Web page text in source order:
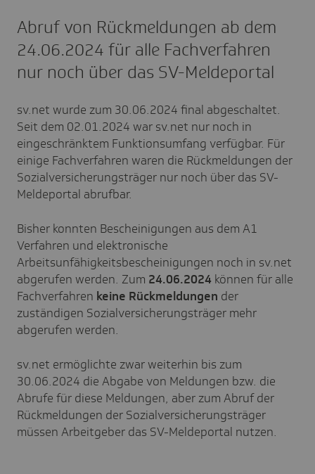
Abruf von Rückmeldungen ab dem
24.06.2024 für alle Fachverfahren
nur noch über das SV-Meldeportal
sv.net wurde zum 30.06.2024 final abgeschaltet.
Seit dem 02.01.2024 war sv.net nur noch in
eingeschränktem Funktionsumfang verfügbar. Für
einige Fachverfahren waren die Rückmeldungen der
Sozialversicherungsträger nur noch über das SV-
Meldeportal abrufbar.
Bisher konnten Bescheinigungen aus dem A1
Verfahren und elektronische
Arbeitsunfähigkeitsbescheinigungen noch in sv.net
abgerufen werden. Zum 24.06.2024 können für alle
Fachverfahren keine Rückmeldungen der
zuständigen Sozialversicherungsträger mehr
abgerufen werden.
sv.net ermöglichte zwar weiterhin bis zum
30.06.2024 die Abgabe von Meldungen bzw. die
Abrufe für diese Meldungen, aber zum Abruf der
Rückmeldungen der Sozialversicherungsträger
müssen Arbeitgeber das SV-Meldeportal nutzen.